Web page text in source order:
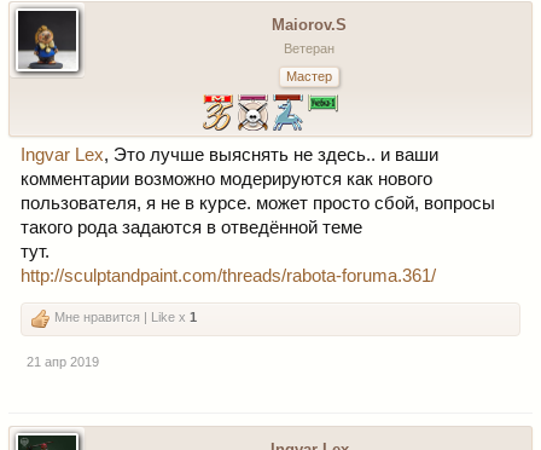
Maiorov.S
Ветеран
Мастер
Ingvar Lex, Это лучше выяснять не здесь.. и ваши
комментарии возможно модерируются как нового
пользователя, я не в курсе. может просто сбой, вопросы
такого рода задаются в отведённой теме
тут.
http://sculptandpaint.com/threads/rabota-foruma.361/
Мне нравится | Like x 1
21 апр 2019